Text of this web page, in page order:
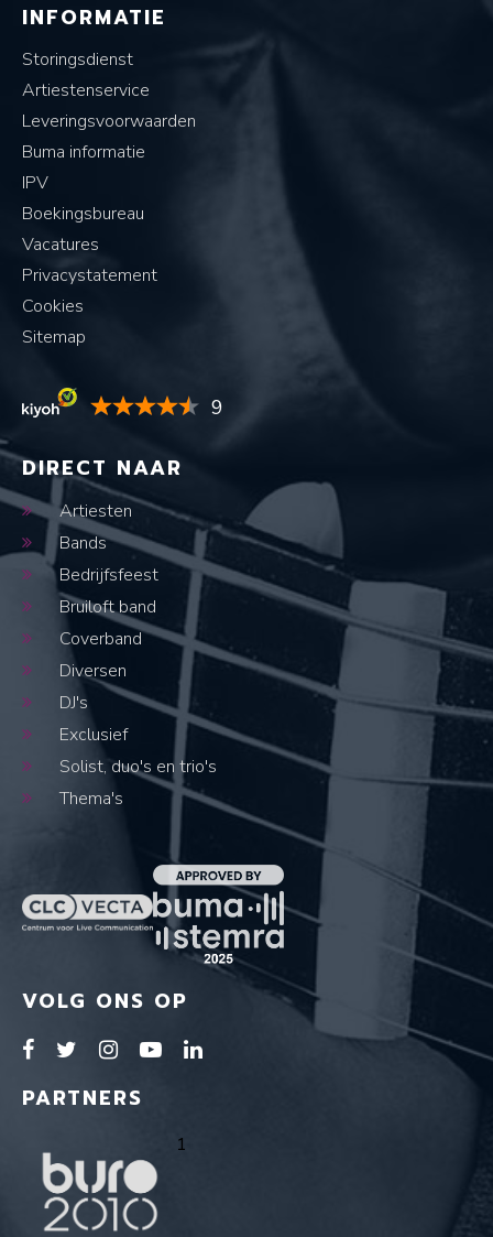
INFORMATIE
Storingsdienst
Artiestenservice
Leveringsvoorwaarden
Buma informatie
IPV
Boekingsbureau
Vacatures
Privacystatement
Cookies
Sitemap
9
DIRECT NAAR
Artiesten
Bands
Bedrijfsfeest
Bruiloft band
Coverband
Diversen
DJ's
Exclusief
Solist, duo's en trio's
Thema's
VOLG ONS OP
PARTNERS
1